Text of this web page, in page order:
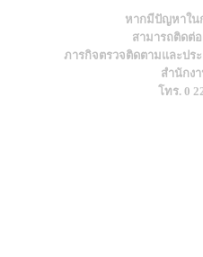
หากมีปัญหาใน
สามารถติดต่
ภารกิจตรวจติดตามและปร
สำนักง
โทร. 0